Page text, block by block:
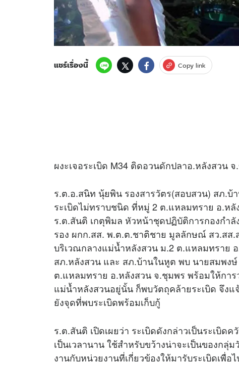
แชร์เรื่องนี้ Copy link
ผงะเจอระเบิด M34 ติดอวนดักปลาอ.หลังสวน
ร.ต.อ.สนิท นุ้ยพิน รองสารวัตร(สอบสวน) สภ.บ้
ระเบิดไม่ทราบชนิด ที่หมู่ 2 ต.แหลมทราย อ.ห
ร.ต.สันติ เกตุพิมล หัวหน้าชุดปฏิบัติการกองกำ
รอง ผกก.สส. พ.ต.ต.ชาติชาย มูลลักษณ์ สว.สส
บริเวณกลางแม่น้ำหลังสวน ม.2 ต.แหลมทราย
สภ.หลังสวน และ สภ.บ้านในหูต พบ นายสมพง
ต.แหลมทราย อ.หลังสวน จ.ชุมพร พร้อมให้กา
แม่น้ำหลังสวนอยู่นั้น ก็พบวัตถุคล้ายระเบิด จึง
ยังจุดที่พบระเบิดพร้อมเก็บกู้
ร.ต.สันติ เปิดเผยว่า ระเบิดดังกล่าวเป็นระเบิด
เป็นเวลานาน ใช้สำหรับขว้างน่าจะเป็นของกลุ่
งานกับหน่วยงานที่เกี่ยวข้องให้มารับระเบิดเพื่อ